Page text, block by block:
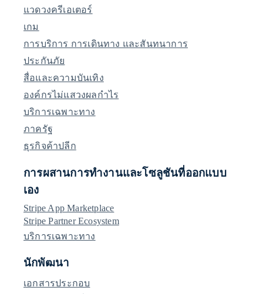
แวดวงครีเอเตอร์
เกม
การบริการ การเดินทาง และสันทนาการ
ประกันภัย
สื่อและความบันเทิง
องค์กรไม่แสวงผลกำไร
บริการเฉพาะทาง
ภาครัฐ
ธุรกิจค้าปลีก
การผสานการทำงานและโซลูชันที่ออกแบบ
เอง
Stripe App Marketplace
Stripe Partner Ecosystem
บริการเฉพาะทาง
นักพัฒนา
เอกสารประกอบ